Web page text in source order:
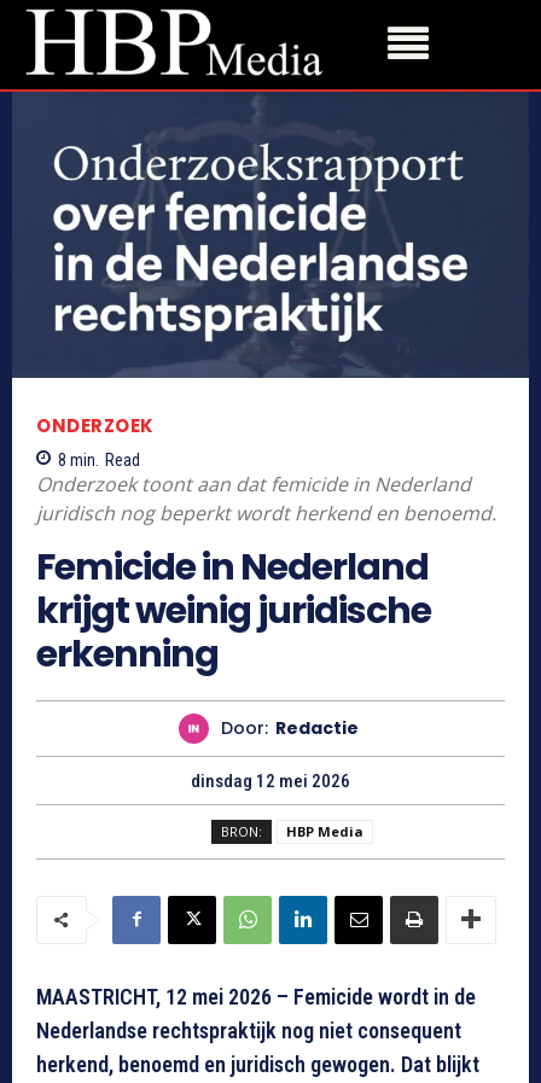
ONDERZOEK
8 min. Read
Onderzoek toont aan dat femicide in Nederland
juridisch nog beperkt wordt herkend en benoemd.
Femicide in Nederland
krijgt weinig juridische
erkenning
Door: Redactie
dinsdag 12 mei 2026
BRON: HBP Media
MAASTRICHT, 12 mei 2026 – Femicide wordt in de
Nederlandse rechtspraktijk nog niet consequent
herkend, benoemd en juridisch gewogen. Dat blijkt